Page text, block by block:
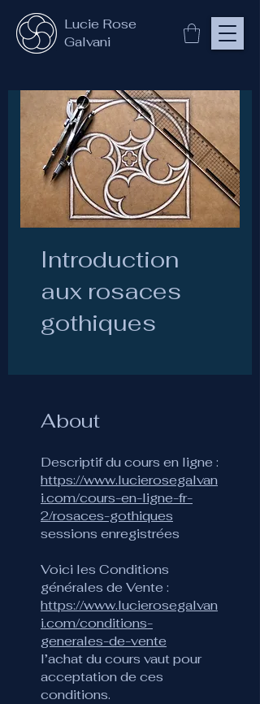
Lucie Rose
Galvani
Introduction
aux rosaces
gothiques
About
https://www.lucierosegalvan
i.com/cours-en-ligne-fr-
2/rosaces-gothiques
sessions enregistrées
Voici les Conditions
générales de Vente :
https://www.lucierosegalvan
i.com/conditions-
generales-de-vente
l’achat du cours vaut pour
acceptation de ces
conditions.